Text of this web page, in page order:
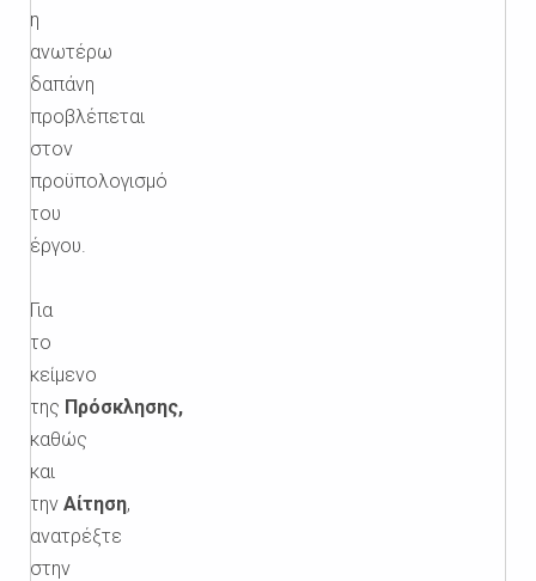
η
ανωτέρω
δαπάνη
προβλέπεται
στον
προϋπολογισμό
του
έργου.
Για
το
κείμενο
της Πρόσκλησης,
καθώς
και
την Αίτηση,
ανατρέξτε
στην